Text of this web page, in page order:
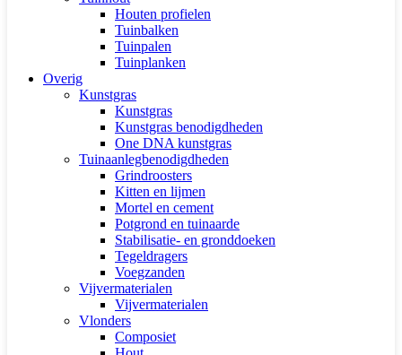
Houten profielen
Tuinbalken
Tuinpalen
Tuinplanken
Overig
Kunstgras
Kunstgras
Kunstgras benodigdheden
One DNA kunstgras
Tuinaanlegbenodigdheden
Grindroosters
Kitten en lijmen
Mortel en cement
Potgrond en tuinaarde
Stabilisatie- en gronddoeken
Tegeldragers
Voegzanden
Vijvermaterialen
Vijvermaterialen
Vlonders
Composiet